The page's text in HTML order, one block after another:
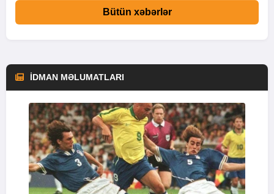
Bütün xəbərlər
İDMAN MƏLUMATLARI